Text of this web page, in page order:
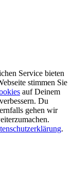
Service bieten
stimmen Sie
auf Deinem
Du
gehen wir
.